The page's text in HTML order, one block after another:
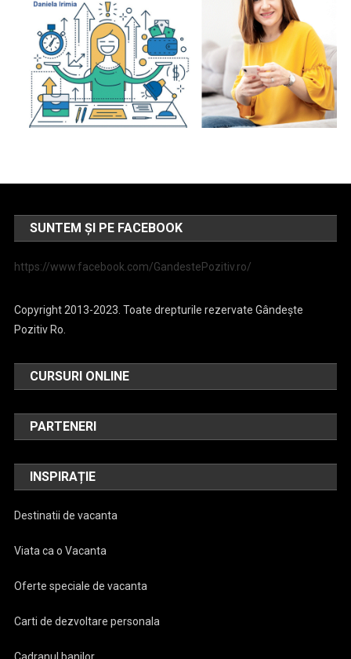
SUNTEM ȘI PE FACEBOOK
https://www.facebook.com/GandestePozitiv.ro/
Copyright 2013-2023. Toate drepturile rezervate Gândește
Pozitiv Ro.
CURSURI ONLINE
PARTENERI
INSPIRAȚIE
Destinatii de vacanta
Viata ca o Vacanta
Oferte speciale de vacanta
Carti de dezvoltare personala